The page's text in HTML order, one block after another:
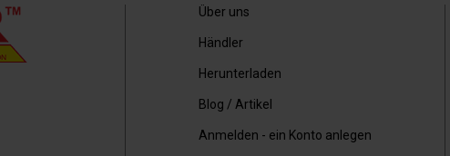
Über uns
Händler
Herunterladen
Blog / Artikel
Anmelden - ein Konto anlegen